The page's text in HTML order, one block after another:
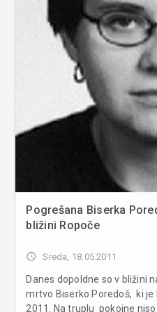
Pogrešana Biserka
bližini Ropoče
access_time Sreda, 18.05.2011
Danes dopoldne so v bližini
mrtvo Biserko Poredoš, ki je
2011. Na truplu pokojne